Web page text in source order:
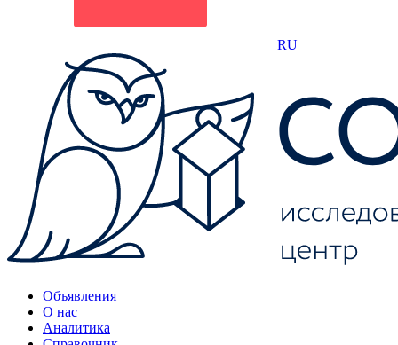
RU
Объявления
О нас
Аналитика